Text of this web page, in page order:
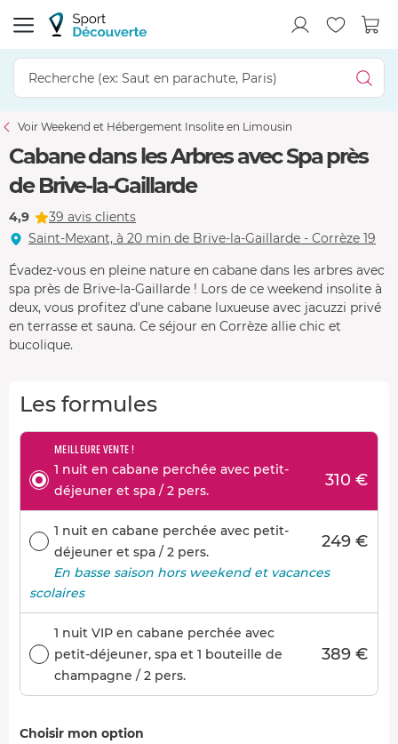
Voir Weekend et Hébergement Insolite en Limousin
Cabane dans les Arbres avec Spa près
de Brive-la-Gaillarde
4,9
39 avis clients
Saint-Mexant, à 20 min de Brive-la-Gaillarde - Corrèze 19
Évadez-vous en pleine nature en cabane dans les arbres avec
spa près de Brive-la-Gaillarde ! Lors de ce weekend insolite à
deux, vous profitez d'une cabane luxueuse avec jacuzzi privé
en terrasse et sauna. Ce séjour en Corrèze allie chic et
bucolique.
Les formules
MEILLEURE VENTE !
1 nuit en cabane perchée avec petit-
déjeuner et spa / 2 pers.
310 €
1 nuit en cabane perchée avec petit-
déjeuner et spa / 2 pers.
249 €
En basse saison hors weekend et vacances
scolaires
1 nuit VIP en cabane perchée avec
petit-déjeuner, spa et 1 bouteille de
champagne / 2 pers.
389 €
Choisir mon option